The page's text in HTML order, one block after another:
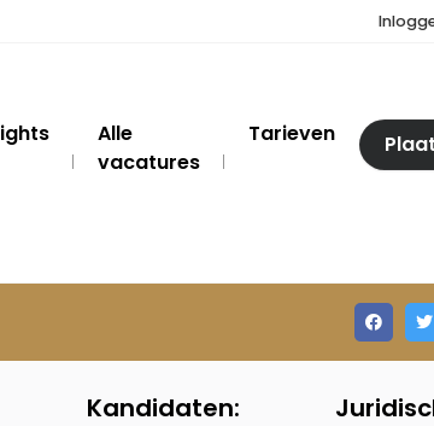
Alle
vacatures
Tarieven
Kandidaten: